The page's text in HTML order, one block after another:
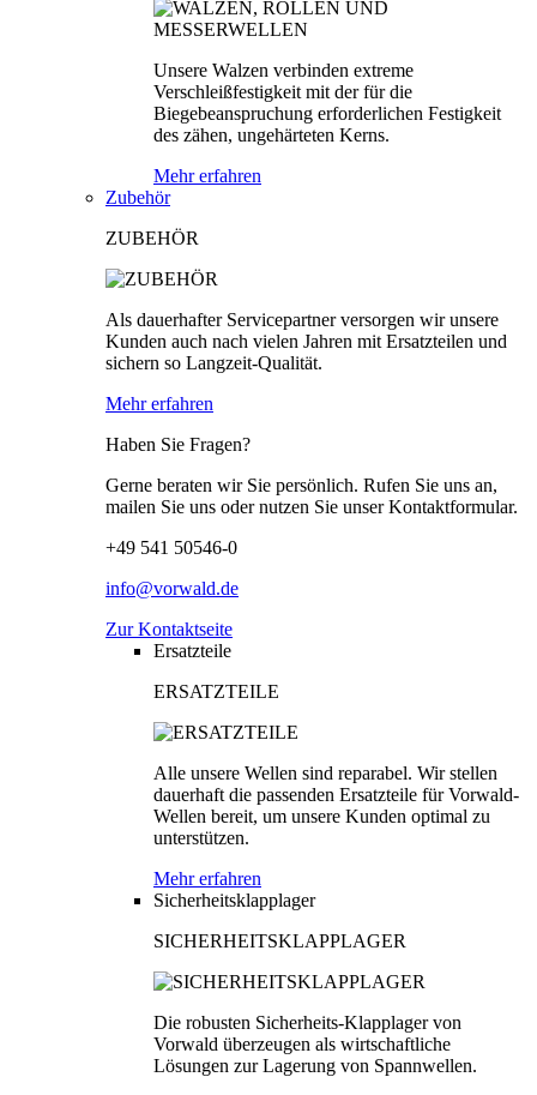
Unsere Walzen verbinden extreme
Verschleißfestigkeit mit der für die
Biegebeanspruchung erforderlichen Festigkeit
des zähen, ungehärteten Kerns.
Mehr erfahren
Zubehör
ZUBEHÖR
Als dauerhafter Servicepartner versorgen wir unsere
Kunden auch nach vielen Jahren mit Ersatzteilen und
sichern so Langzeit-Qualität.
Mehr erfahren
Haben Sie Fragen?
Gerne beraten wir Sie persönlich. Rufen Sie uns an,
mailen Sie uns oder nutzen Sie unser Kontaktformular.
+49 541 50546-0
info@vorwald.de
Zur Kontaktseite
Ersatzteile
ERSATZTEILE
Alle unsere Wellen sind reparabel. Wir stellen
dauerhaft die passenden Ersatzteile für Vorwald-
Wellen bereit, um unsere Kunden optimal zu
unterstützen.
Mehr erfahren
Sicherheitsklapplager
SICHERHEITSKLAPPLAGER
Die robusten Sicherheits-Klapplager von
Vorwald überzeugen als wirtschaftliche
Lösungen zur Lagerung von Spannwellen.